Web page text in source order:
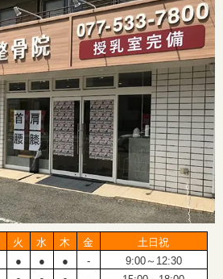
火 水 木 金
土日祝
● ● ● -
9:00～12:30